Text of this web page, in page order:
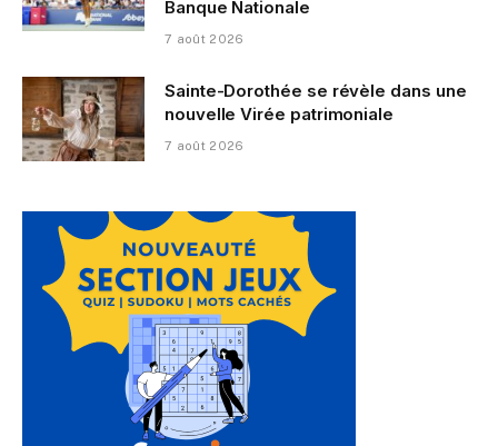
Banque Nationale
7 août 2026
Sainte-Dorothée se révèle dans une
nouvelle Virée patrimoniale
7 août 2026